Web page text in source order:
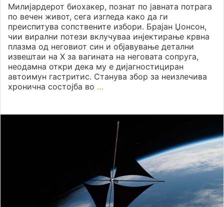
Милијардерот биохакер, познат по јавната потрага
по вечен живот, сега изгледа како да ги
преиспитува сопствените избори. Брајан Џонсон,
чии вирални потези вклучуваа инјектирање крвна
плазма од неговиот син и објавување детални
извештаи на X за вагината на неговата сопруга,
неодамна откри дека му е дијагностициран
автоимун гастритис. Станува збор за неизлечива
хронична состојба во …